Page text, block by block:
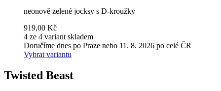
neonově zelené jocksy s D-kroužky
919,00 Kč
4 ze 4 variant skladem
Doručíme dnes po Praze nebo 11. 8. 2026 po celé ČR
Vybrat variantu
Twisted Beast